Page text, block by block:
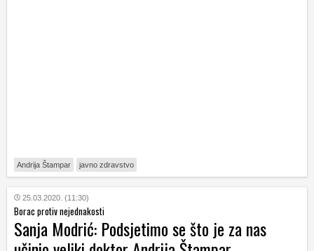
Andrija Štampar javno zdravstvo
25.03.2020. (11:30)
Borac protiv nejednakosti
Sanja Modrić: Podsjetimo se što je za nas